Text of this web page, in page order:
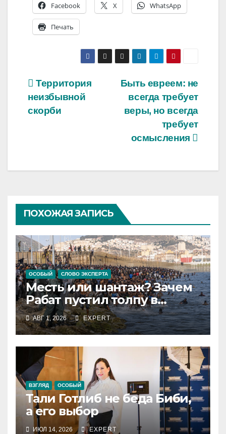
Facebook X WhatsApp
Печать
Навигация
по
Быть евреем: не
всегда требует
веры, но всегда
требует
осмысления
Территория
неизбывной
скорби
ПОХОЖАЯ ЗАПИСЬ
ОСОБЫЙ СЛОВО ЭКСПЕРТА
Месть или шантаж? Зачем
Рабат пустил толпу в
испанский анклав
АВГ 1, 2026 EXPERT
ВЗГЛЯД ОСОБЫЙ
Тали Готлиб не беда Биби,
а его выбор
ИЮЛ 14, 2026 EXPERT